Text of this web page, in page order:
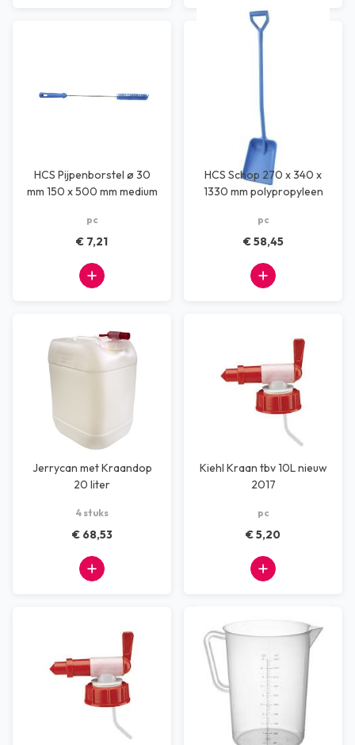
HCS Pijpenborstel ø 30
mm 150 x 500 mm medium
pc
€ 7,21
HCS Schop 270 x 340 x
1330 mm polypropyleen
pc
€ 58,45
Jerrycan met Kraandop
20 liter
4 stuks
€ 68,53
Kiehl Kraan tbv 10L nieuw
2017
pc
€ 5,20